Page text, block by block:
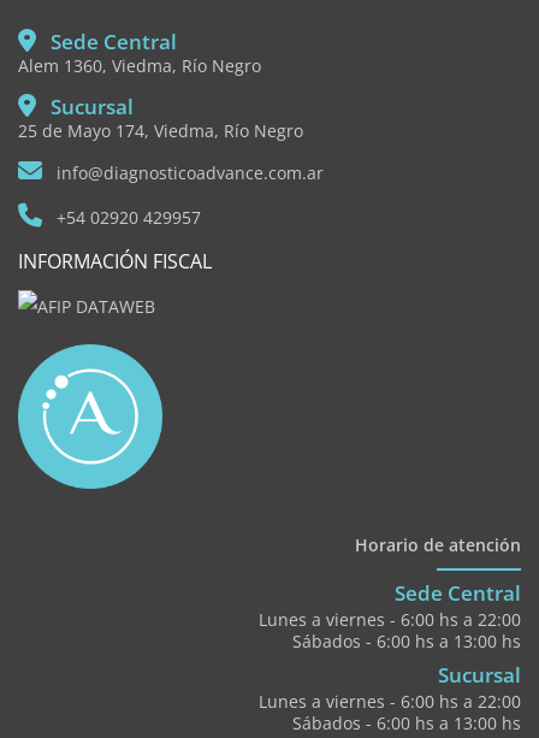
Sede Central
Alem 1360, Viedma, Río Negro
Sucursal
25 de Mayo 174, Viedma, Río Negro
info@diagnosticoadvance.com.ar
+54 02920 429957
INFORMACIÓN FISCAL
Horario de atención
Sede Central
Lunes a viernes - 6:00 hs a 22:00
Sábados - 6:00 hs a 13:00 hs
Sucursal
Lunes a viernes - 6:00 hs a 22:00
Sábados - 6:00 hs a 13:00 hs